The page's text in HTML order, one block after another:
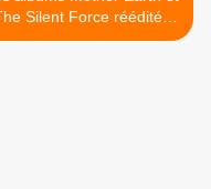
Silent Force réédités
aux US >